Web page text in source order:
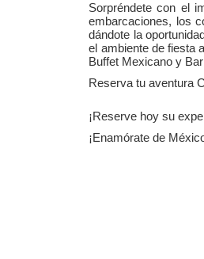
Sorpréndete con el
embarcaciones, los
dándote la
el ambiente de fiesta
Buffet Mexicano y
Reserva tu aventura
¡Reserve hoy su
¡Enamórate de